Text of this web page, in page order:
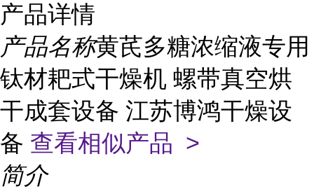
产品详情
产品名称黄芪多糖浓缩液专用
钛材耙式干燥机 螺带真空烘
干成套设备 江苏博鸿干燥设
备 查看相似产品 >
简介